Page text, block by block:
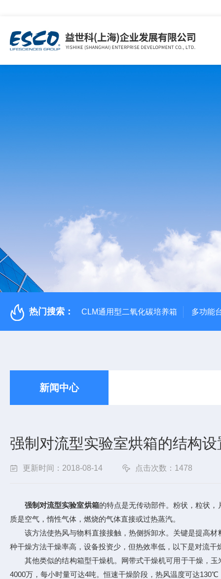
热门搜索： CLM通用型二氧化碳培养箱 多功能
新闻中心
强制对流型实验室烘箱的结构
更新时间：2018-08-14 点击次数：1478
强制对流型实验室烘箱的特点是无传动部件。粉状，粒状
质是空气，惰性气体，燃烧的气体直接或过热蒸汽。
该方法使热风与物料直接接触，热侧拆卸水。关键是提高材
种干燥方法干燥率高，设备投资少，但热效率低，以下是对流
其他类似的结构箱型干燥机。网带式干燥机可用于干燥，玉
4000万，每小时量可达4吨。恒速干燥阶段，热风温度可达130℃